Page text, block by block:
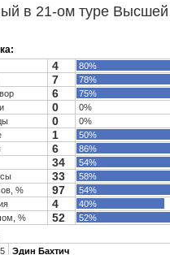
в 21-ом туре
4
80%
7
78%
6
75%
0
0%
0
0%
1
50%
6
86%
34
54%
33
58%
% 97
54%
4
40%
% 52 52%
Эдин Бахтич